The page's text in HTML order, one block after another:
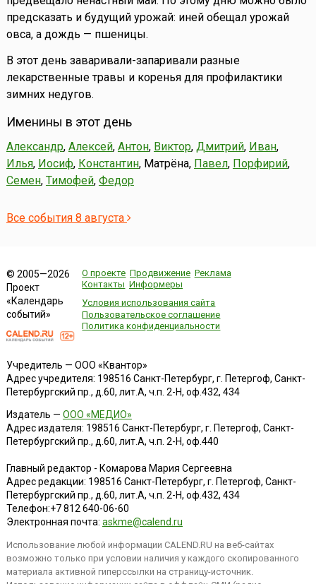
предсказать и будущий урожай: иней обещал урожай
овса, а дождь — пшеницы.
В этот день заваривали-запаривали разные
лекарственные травы и коренья для профилактики
зимних недугов.
Именины в этот день
Александр, Алексей, Антон, Виктор, Дмитрий, Иван,
Илья, Иосиф, Константин, Матрёна, Павел, Порфирий,
Семен, Тимофей, Федор
Все события 8 августа
© 2005—2026
Проект
«Календарь
событий»
О проекте Продвижение Реклама
Контакты Информеры
Условия использования сайта
Пользовательское соглашение
Политика конфиденциальности
Учредитель — ООО «Квантор»
Адрес учредителя: 198516 Санкт-Петербург, г. Петергоф, Санкт-
Петербургский пр., д.60, лит.А, ч.п. 2-Н, оф.432, 434
Издатель — ООО «МЕДИО»
Адрес издателя: 198516 Санкт-Петербург, г. Петергоф, Санкт-
Петербургский пр., д.60, лит.А, ч.п. 2-Н, оф.440
Главный редактор - Комарова Мария Сергеевна
Адрес редакции: 198516 Санкт-Петербург, г. Петергоф, Санкт-
Петербургский пр., д.60, лит.А, ч.п. 2-Н, оф.432, 434
Телефон:+7 812 640-06-60
Электронная почта: askme@calend.ru
Использование любой информации CALEND.RU на веб-сайтах
возможно только при условии наличия у каждого скопированного
материала активной гиперссылки на страницу-источник.